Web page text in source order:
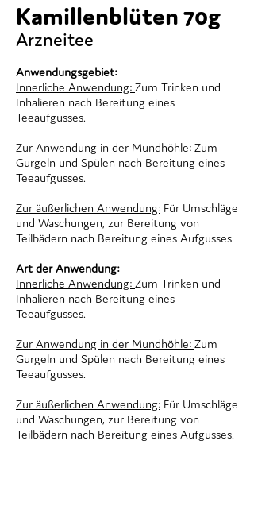
Kamillenblüten 70g
Arzneitee
Anwendungsgebiet:
Innerliche Anwendung: Zum Trinken und
Inhalieren nach Bereitung eines
Teeaufgusses.
Zur Anwendung in der Mundhöhle: Zum
Gurgeln und Spülen nach Bereitung eines
Teeaufgusses.
Zur äußerlichen Anwendung: Für Umschläge
und Waschungen, zur Bereitung von
Teilbädern nach Bereitung eines Aufgusses.
Art der Anwendung:
Innerliche Anwendung: Zum Trinken und
Inhalieren nach Bereitung eines
Teeaufgusses.
Zur Anwendung in der Mundhöhle: Zum
Gurgeln und Spülen nach Bereitung eines
Teeaufgusses.
Zur äußerlichen Anwendung: Für Umschläge
und Waschungen, zur Bereitung von
Teilbädern nach Bereitung eines Aufgusses.